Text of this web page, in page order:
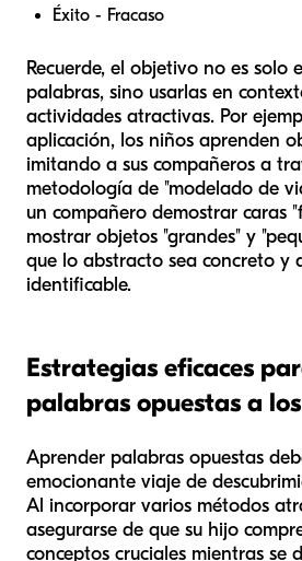
Éxito - Fracaso
Recuerde, el objetivo no es solo
palabras, sino usarlas en
actividades atractivas. Por
aplicación, los niños aprenden
imitando a sus compañeros a
metodología de "modelado de
un compañero demostrar caras
mostrar objetos "grandes" y
que lo abstracto sea concreto y
identificable.
Estrategias eficaces
palabras opuestas a
Aprender palabras opuestas
emocionante viaje de
Al incorporar varios métodos
asegurarse de que su hijo
conceptos cruciales mientras se